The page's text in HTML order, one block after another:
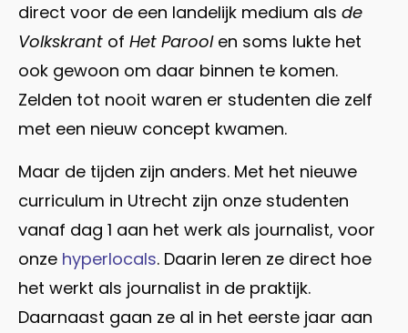
direct voor de een landelijk medium als de
Volkskrant of Het Parool en soms lukte het
ook gewoon om daar binnen te komen.
Zelden tot nooit waren er studenten die zelf
met een nieuw concept kwamen.
Maar de tijden zijn anders. Met het nieuwe
curriculum in Utrecht zijn onze studenten
vanaf dag 1 aan het werk als journalist, voor
onze hyperlocals. Daarin leren ze direct hoe
het werkt als journalist in de praktijk.
Daarnaast gaan ze al in het eerste jaar aan